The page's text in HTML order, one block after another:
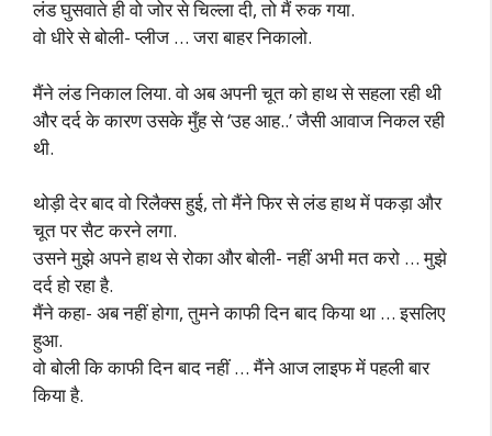
लंड घुसवाते ही वो जोर से चिल्ला दी, तो मैं रुक गया.
वो धीरे से बोली- प्लीज … जरा बाहर निकालो.
मैंने लंड निकाल लिया. वो अब अपनी चूत को हाथ से सहला रही थी
और दर्द के कारण उसके मुँह से ‘उह आह..’ जैसी आवाज निकल रही
थी.
थोड़ी देर बाद वो रिलैक्स हुई, तो मैंने फिर से लंड हाथ में पकड़ा और
चूत पर सैट करने लगा.
उसने मुझे अपने हाथ से रोका और बोली- नहीं अभी मत करो … मुझे
दर्द हो रहा है.
मैंने कहा- अब नहीं होगा, तुमने काफी दिन बाद किया था … इसलिए
हुआ.
वो बोली कि काफी दिन बाद नहीं … मैंने आज लाइफ में पहली बार
किया है.